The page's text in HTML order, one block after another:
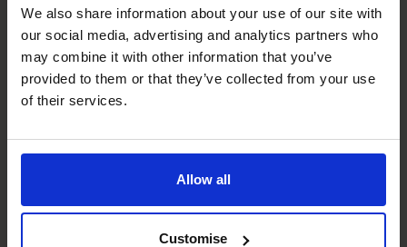
We also share information about your use of our site with
our social media, advertising and analytics partners who
may combine it with other information that you’ve
provided to them or that they’ve collected from your use
of their services.
Allow all
Customise
Bij Het CFO Centre brengen we financieel leiderschap
van wereldklasse naar ambitieuze bedrijven en bieden we
vanaf de eerste dag een flexibele, betaalbare en
impactvolle service. Ons bewezen model, uitzonderlijke
vertrouwen en controle.
Of je nu schaalt, stroomlijnt of je volgende stap plant, we
zijn er om je te helpen de cijfers te bereiken die er echt
toe doen.
Hieronder vind je antwoorden op veelgestelde vragen, al